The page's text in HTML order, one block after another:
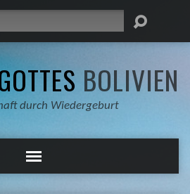
BOLIVIEN
durch Wiedergeburt